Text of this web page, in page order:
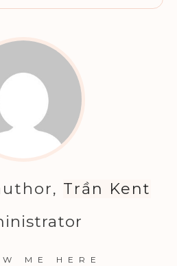
Trần Kent
ME HERE